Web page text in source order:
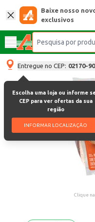
Baixe nosso
exclusivos
Entregue no CEP: 02170-
Escolha uma loja ou informe
CEP para ver ofertas da sua
região
INFORMAR LOCALIZAÇÃO
Clique